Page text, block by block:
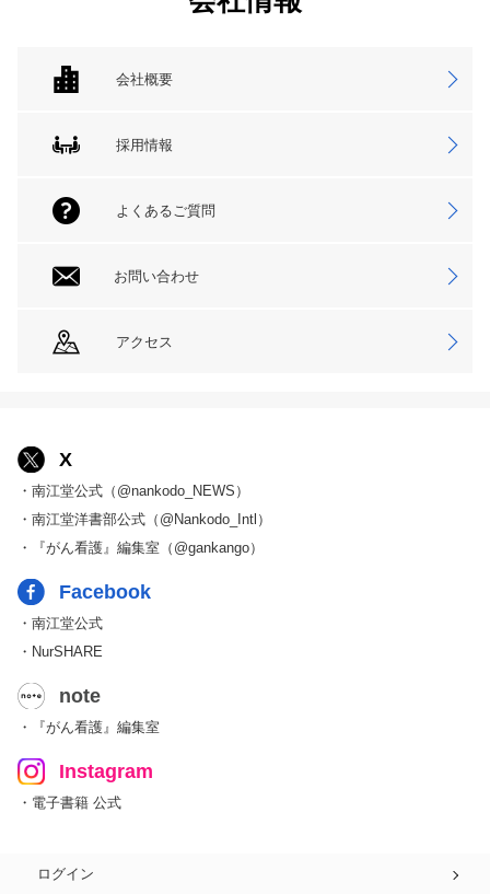
会社概要
採用情報
よくあるご質問
お問い合わせ
アクセス
X
・南江堂公式（@nankodo_NEWS）
・南江堂洋書部公式（@Nankodo_Intl）
・『がん看護』編集室（@gankango）
Facebook
・南江堂公式
・NurSHARE
note
・『がん看護』編集室
Instagram
・電子書籍 公式
ログイン